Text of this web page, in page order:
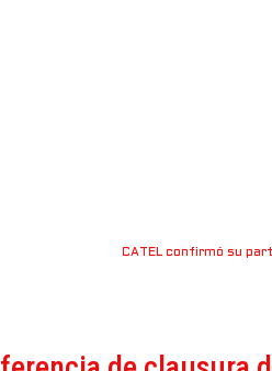
CATEL confirmó su